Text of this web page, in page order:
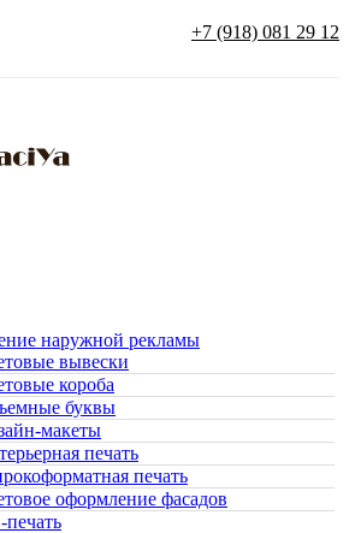
+7 (918) 081 29 12
наружной рекламы
вывески
короба
буквы
макеты
печать
печать
оформление фасадов